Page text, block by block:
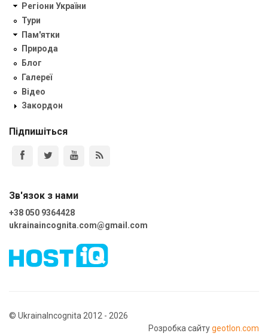
Регіони України
Тури
Пам'ятки
Природа
Блог
Галереї
Відео
Закордон
Підпишіться
Зв'язок з нами
+38 050 9364428
ukrainaincognita.com@gmail.com
© UkrainaIncognita 2012 - 2026
Розробка сайтуgeotlon.com